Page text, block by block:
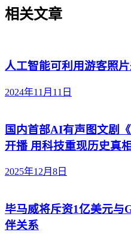
相关文章
人工智能可利用游客照
2024年11月11日
国内首部AI有声图文剧
开播 用科技重现历史真相
2025年12月8日
毕马威将斥资1亿美元与
伴关系